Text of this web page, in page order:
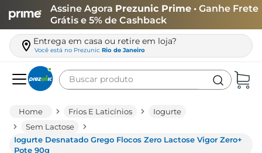
Assine Agora Prezunic Prime • Ganhe Frete
Grátis e 5% de Cashback
Entrega em casa ou retire em loja?
Você está no Prezunic Rio de Janeiro
Buscar produto
Frios E Laticínios
Iogurte
Sem Lactose
Iogurte Desnatado Grego Flocos Zero Lactose Vigor Zero+
Pote 90g
leite